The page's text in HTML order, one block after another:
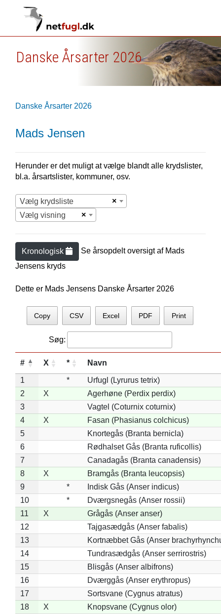
Danske Årsarter 2026
Danske Årsarter 2026
Mads Jensen
Herunder er det muligt at vælge blandt alle krydslister,
bl.a. årsartslister, kommuner, osv.
×
Vælg krydsliste
×
Vælg visning
Kronologisk Se årsopdelt oversigt af Mads
Jensens kryds
Dette er Mads Jensens Danske Årsarter 2026
Copy CSV Excel PDF Print
Søg:
# X * Navn
1 *
Urfugl (Lyrurus tetrix)
2
X
Agerhøne (Perdix perdix)
3
Vagtel (Coturnix coturnix)
4
X
Fasan (Phasianus colchicus)
5
Knortegås (Branta bernicla)
6
Rødhalset Gås (Branta ruficollis)
7
Canadagås (Branta canadensis)
8
X
Bramgås (Branta leucopsis)
9
*
Indisk Gås (Anser indicus)
10
*
Dværgsnegås (Anser rossii)
11
X
Grågås (Anser anser)
12
Tajgasædgås (Anser fabalis)
13
Kortnæbbet Gås (Anser
14
Tundrasædgås (Anser serrirostris)
15
Blisgås (Anser albifrons)
16
Dværggås (Anser erythropus)
17
Sortsvane (Cygnus atratus)
18
X
Knopsvane (Cygnus olor)